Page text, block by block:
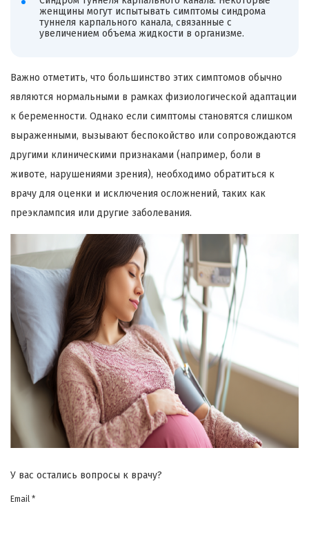
женщины могут испытывать симптомы синдрома
туннеля карпального канала, связанные с
увеличением объема жидкости в организме.
Важно отметить, что большинство этих симптомов обычно
являются нормальными в рамках физиологической адаптации
к беременности. Однако если симптомы становятся слишком
выраженными, вызывают беспокойство или сопровождаются
другими клиническими признаками (например, боли в
животе, нарушениями зрения), необходимо обратиться к
врачу для оценки и исключения осложнений, таких как
преэклампсия или другие заболевания.
У вас остались вопросы к врачу?
Email *